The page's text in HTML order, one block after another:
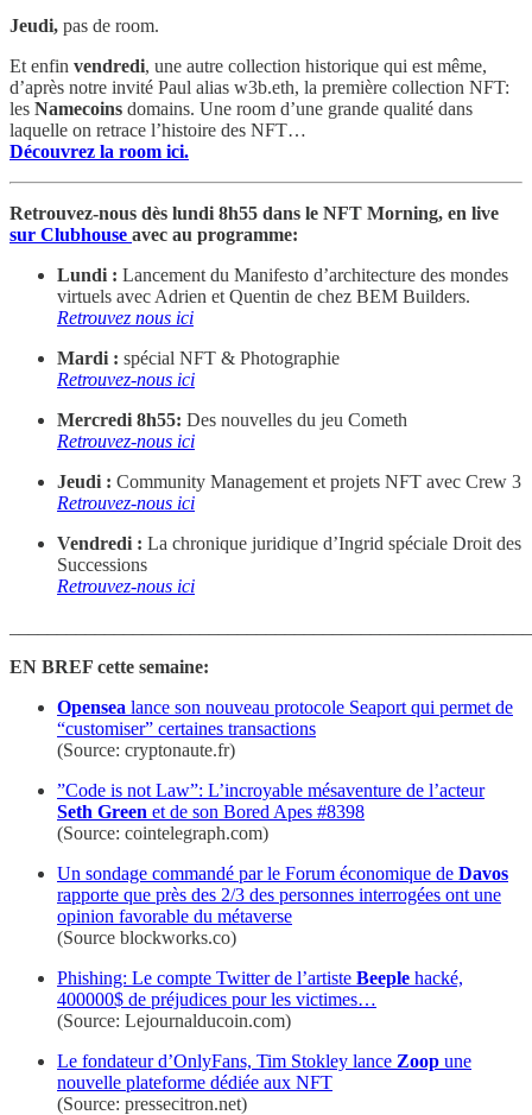
Jeudi, pas de room.
Et enfin vendredi, une autre collection historique qui est même,
d’après notre invité Paul alias w3b.eth, la première collection NFT:
les Namecoins domains. Une room d’une grande qualité dans
laquelle on retrace l’histoire des NFT…
Découvrez la room ici.
Retrouvez-nous dès lundi 8h55 dans le NFT Morning, en live
sur Clubhouse avec au programme:
Lundi : Lancement du Manifesto d’architecture des mondes
virtuels avec Adrien et Quentin de chez BEM Builders.
Retrouvez nous ici
Mardi : spécial NFT & Photographie
Retrouvez-nous ici
Mercredi 8h55: Des nouvelles du jeu Cometh
Retrouvez-nous ici
Jeudi : Community Management et projets NFT avec Crew 3
Retrouvez-nous ici
Vendredi : La chronique juridique d’Ingrid spéciale Droit des
Successions
Retrouvez-nous ici
EN BREF cette semaine:
Opensea lance son nouveau protocole Seaport qui permet de
“customiser” certaines transactions
(Source: cryptonaute.fr)
”Code is not Law”: L’incroyable mésaventure de l’acteur
Seth Green et de son Bored Apes #8398
(Source: cointelegraph.com)
Un sondage commandé par le Forum économique de Davos
rapporte que près des 2/3 des personnes interrogées ont une
opinion favorable du métaverse
(Source blockworks.co)
Phishing: Le compte Twitter de l’artiste Beeple hacké,
400000$ de préjudices pour les victimes…
(Source: Lejournalducoin.com)
Le fondateur d’OnlyFans, Tim Stokley lance Zoop une
nouvelle plateforme dédiée aux NFT
(Source: pressecitron.net)